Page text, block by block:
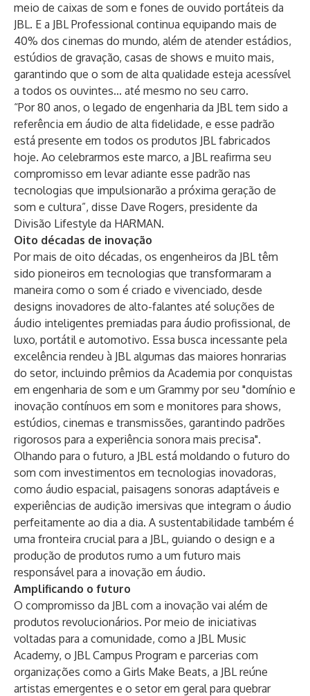
meio de caixas de som e fones de ouvido portáteis da
JBL. E a JBL Professional continua equipando mais de
40% dos cinemas do mundo, além de atender estádios,
estúdios de gravação, casas de shows e muito mais,
garantindo que o som de alta qualidade esteja acessível
a todos os ouvintes... até mesmo no seu carro.
“Por 80 anos, o legado de engenharia da JBL tem sido a
referência em áudio de alta fidelidade, e esse padrão
está presente em todos os produtos JBL fabricados
hoje. Ao celebrarmos este marco, a JBL reafirma seu
compromisso em levar adiante esse padrão nas
tecnologias que impulsionarão a próxima geração de
som e cultura”, disse Dave Rogers, presidente da
Divisão Lifestyle da HARMAN.
Oito décadas de inovação
Por mais de oito décadas, os engenheiros da JBL têm
sido pioneiros em tecnologias que transformaram a
maneira como o som é criado e vivenciado, desde
designs inovadores de alto-falantes até soluções de
áudio inteligentes premiadas para áudio profissional, de
luxo, portátil e automotivo. Essa busca incessante pela
excelência rendeu à JBL algumas das maiores honrarias
do setor, incluindo prêmios da Academia por conquistas
em engenharia de som e um Grammy por seu "domínio e
inovação contínuos em som e monitores para shows,
estúdios, cinemas e transmissões, garantindo padrões
rigorosos para a experiência sonora mais precisa".
Olhando para o futuro, a JBL está moldando o futuro do
som com investimentos em tecnologias inovadoras,
como áudio espacial, paisagens sonoras adaptáveis ​​e
experiências de audição imersivas que integram o áudio
perfeitamente ao dia a dia. A sustentabilidade também é
uma fronteira crucial para a JBL, guiando o design e a
produção de produtos rumo a um futuro mais
responsável para a inovação em áudio.
Amplificando o futuro
O compromisso da JBL com a inovação vai além de
produtos revolucionários. Por meio de iniciativas
voltadas para a comunidade, como a JBL Music
Academy, o JBL Campus Program e parcerias com
organizações como a Girls Make Beats, a JBL reúne
artistas emergentes e o setor em geral para quebrar